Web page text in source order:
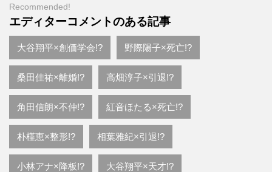
Recommended!
エディターコメントのある記事
大谷翔平×創価学会!? 野際陽子×死亡!?
桑田佳祐×離婚!? 高畑淳子×引退!?
角田信朗×不仲!? 紅音ほたる×死亡!?
朴槿恵×整形!? 相葉雅紀×引退!?
小林アナ×降板!? 大谷翔平×天才!?